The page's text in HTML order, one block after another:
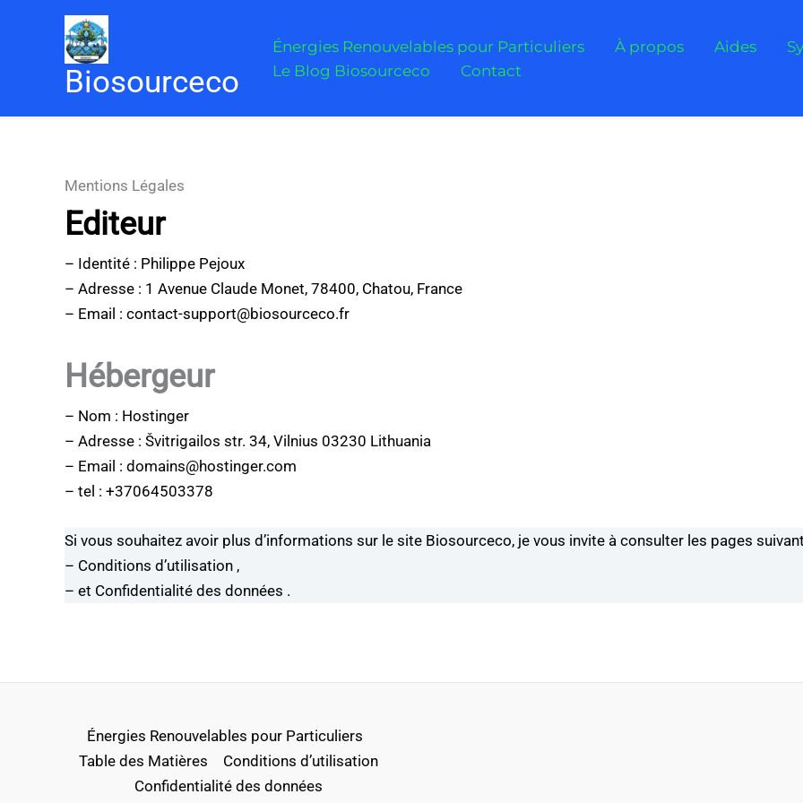
Biosourceco
Énergies Renouvelables pour Particuliers À propos Aides
Le Blog Biosourceco
Contact
Mentions Légales
Editeur
– Identité : Philippe Pejoux
– Adresse : 1 Avenue Claude Monet, 78400, Chatou, France
– Email : contact-support@biosourceco.fr
Hébergeur
– Nom : Hostinger
– Adresse : Švitrigailos str. 34, Vilnius 03230 Lithuania
– Email : domains@hostinger.com
– tel : +37064503378
Si vous souhaitez avoir plus d’informations sur le site Biosourceco, je vous invite à consulter les pages
– Conditions d’utilisation ,
– et Confidentialité des données .
Énergies Renouvelables pour Particuliers
Table des Matières
Conditions d’utilisation
Confidentialité des données